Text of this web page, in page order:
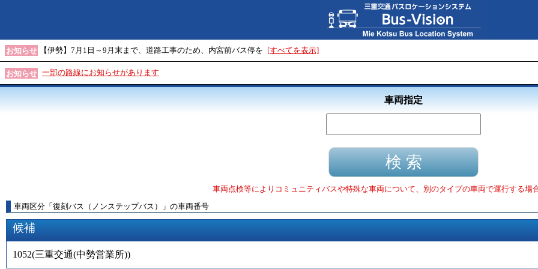
お知らせ 【伊勢】7月1日～9月末まで、道路工事のため、内宮前バス停を [すべてを表示]
お知らせ 一部の路線にお知らせがあります
車両指定
車両点検等によりコミュニティバスや特殊な車両について、別のタイプの車両で運行する場
車両区分 「 復刻バス（ノンステップバス） 」 の車両番号
候補
1052(三重交通(中勢営業所))